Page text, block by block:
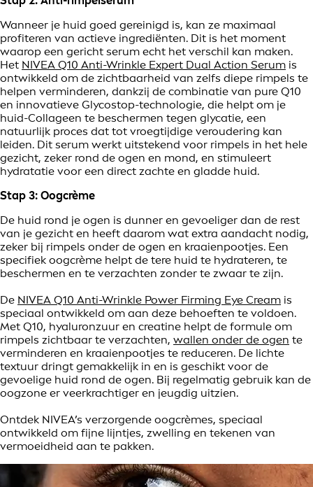
Wanneer je huid goed gereinigd is, kan ze maximaal
profiteren van actieve ingrediënten. Dit is het moment
waarop een gericht serum echt het verschil kan maken.
Het NIVEA Q10 Anti-Wrinkle Expert Dual Action Serum is
ontwikkeld om de zichtbaarheid van zelfs diepe rimpels te
helpen verminderen, dankzij de combinatie van pure Q10
en innovatieve Glycostop-technologie, die helpt om je
huid-Collageen te beschermen tegen glycatie, een
natuurlijk proces dat tot vroegtijdige veroudering kan
leiden. Dit serum werkt uitstekend voor rimpels in het hele
gezicht, zeker rond de ogen en mond, en stimuleert
hydratatie voor een direct zachte en gladde huid.
Stap 3: Oogcrème
De huid rond je ogen is dunner en gevoeliger dan de rest
van je gezicht en heeft daarom wat extra aandacht nodig,
zeker bij rimpels onder de ogen en kraaienpootjes. Een
specifiek oogcrème helpt de tere huid te hydrateren, te
beschermen en te verzachten zonder te zwaar te zijn.
De NIVEA Q10 Anti-Wrinkle Power Firming Eye Cream is
speciaal ontwikkeld om aan deze behoeften te voldoen.
Met Q10, hyaluronzuur en creatine helpt de formule om
rimpels zichtbaar te verzachten, wallen onder de ogen te
verminderen en kraaienpootjes te reduceren. De lichte
textuur dringt gemakkelijk in en is geschikt voor de
gevoelige huid rond de ogen. Bij regelmatig gebruik kan de
oogzone er veerkrachtiger en jeugdig uitzien.
Ontdek NIVEA’s verzorgende oogcrèmes, speciaal
ontwikkeld om fijne lijntjes, zwelling en tekenen van
vermoeidheid aan te pakken.